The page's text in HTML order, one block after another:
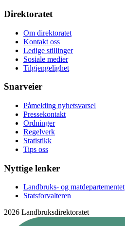
Direktoratet
Om direktoratet
Kontakt oss
Ledige stillinger
Sosiale medier
Tilgjengelighet
Snarveier
Påmelding nyhetsvarsel
Pressekontakt
Ordninger
Regelverk
Statistikk
Tips oss
Nyttige lenker
Landbruks- og matdepartementet
Statsforvalteren
2026 Landbruksdirektoratet